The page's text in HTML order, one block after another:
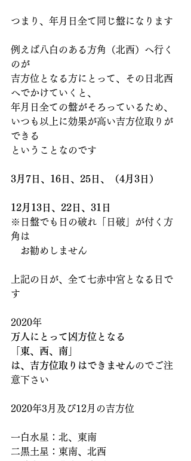
つまり、年月日全て同じ盤になります
例えば八白のある方角（北西）へ行く
のが
吉方位となる方にとって、その日北西
へでかけていくと、
年月日全ての盤がそろっているため、
いつも以上に効果が高い吉方位取りが
できる
ということなのです
3月7日、16日、25日、（4月3日）
12月13日、22日、31日
※日盤でも日の破れ「日破」が付く方
角は
お勧めしません
上記の日が、全て七赤中宮となる日で
す
2020年
万人にとって凶方位となる
「東、西、南」
は、吉方位取りはできませんのでご注
意下さい
2020年3月及び12月の吉方位
一白水星：北、東南
二黒土星：東南、北西